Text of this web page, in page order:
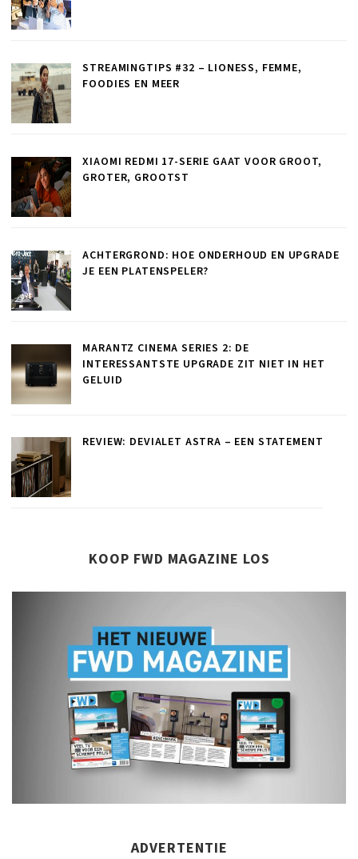
STREAMINGTIPS #32 – LIONESS, FEMME,
FOODIES EN MEER
XIAOMI REDMI 17-SERIE GAAT VOOR GROOT,
GROTER, GROOTST
ACHTERGROND: HOE ONDERHOUD EN UPGRADE
JE EEN PLATENSPELER?
MARANTZ CINEMA SERIES 2: DE
INTERESSANTSTE UPGRADE ZIT NIET IN HET
GELUID
REVIEW: DEVIALET ASTRA – EEN STATEMENT
KOOP FWD MAGAZINE LOS
ADVERTENTIE